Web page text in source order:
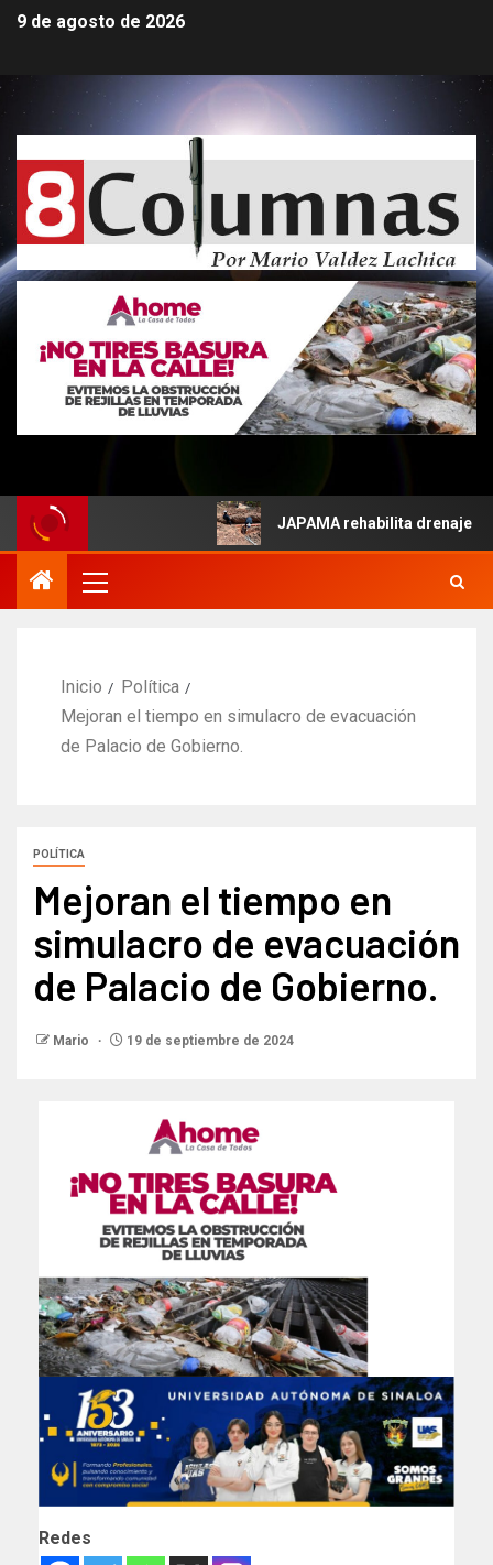
9 de agosto de 2026
JAPAMA rehabilita drenaje
Inicio
Política
Mejoran el tiempo en simulacro de evacuación
de Palacio de Gobierno.
POLÍTICA
Mejoran el tiempo en
simulacro de evacuación
de Palacio de Gobierno.
Mario 19 de septiembre de 2024
Redes